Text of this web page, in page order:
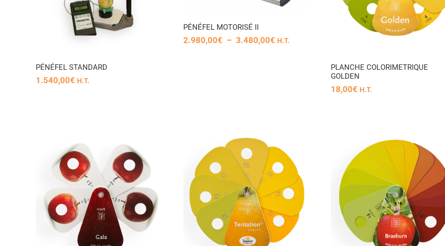
P­­ÉNÉFEL STANDARD
1.540,00€ H.T.
PÉNÉFEL MOTORISÉ II
2.980,00€ – 3.480,00€Plage
H.T.
PLANCHE COLORIMETRIQUE
GOLDEN
18,00€ H.T.
PLANCHE
COLORIMETRIQUE POMME
TENTATION
PLANCHE
COLORIMETRIQUE POMME
BREABURN